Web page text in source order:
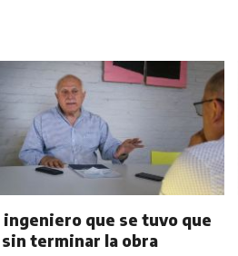
ingeniero que se tuvo que
terminar la obra